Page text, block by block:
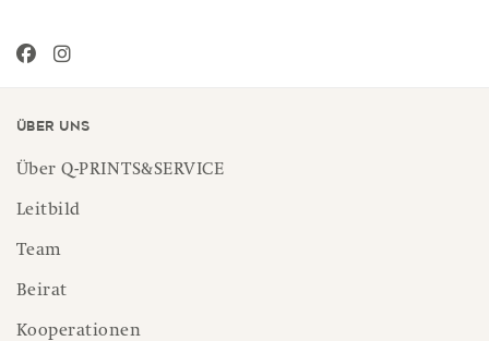
Über uns
Über Q-PRINTS&SERVICE
Leitbild
Team
Beirat
Kooperationen